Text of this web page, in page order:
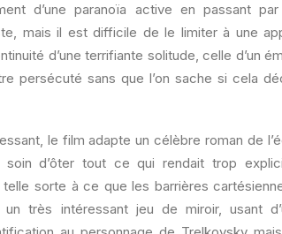
d’une paranoïa active en passant
mais il est difficile de le limiter à une
d’une terrifiante solitude, celle d’un
persécuté sans que l’on sache si cela
le film adapte un célèbre roman de
d’ôter tout ce qui rendait trop
sorte à ce que les barrières
très intéressant jeu de miroir, usant